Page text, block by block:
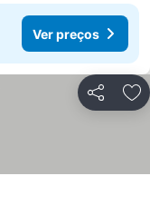
Ver preços
Partilhar